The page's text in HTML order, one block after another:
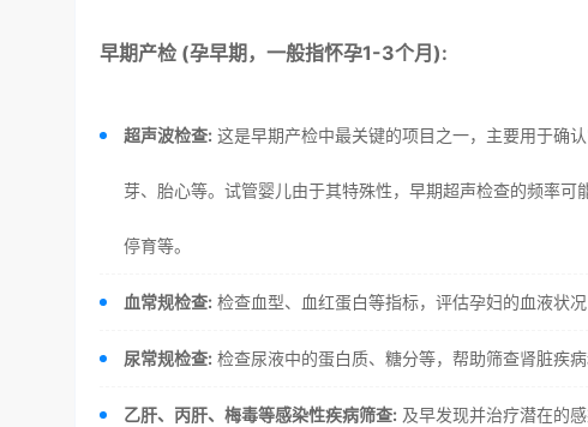
早期产检 (孕早期，一般指怀孕1-3个月):
超声波检查: 这是早期产检中最关键的项目之一，主要用于确
芽、胎心等。试管婴儿由于其特殊性，早期超声检查的频率
停育等。
血常规检查: 检查血型、血红蛋白等指标，评估孕妇的血液状况
尿常规检查: 检查尿液中的蛋白质、糖分等，帮助筛查肾脏疾病
乙肝、丙肝、梅毒等感染性疾病筛查: 及早发现并治疗潜在的